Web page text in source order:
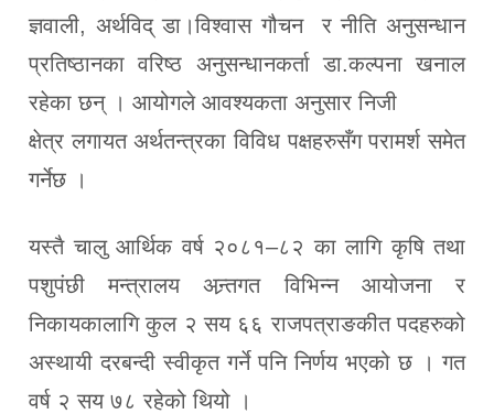
ज्ञवाली, अर्थविद् डा।विश्वास गौचन र नीति अनुसन्धान
प्रतिष्ठानका वरिष्ठ अनुसन्धानकर्ता डा.कल्पना खनाल
रहेका छन् । आयोगले आवश्यकता अनुसार निजी
क्षेत्र लगायत अर्थतन्त्रका विविध पक्षहरुसँग परामर्श समेत
गर्नेछ ।
यस्तै चालु आर्थिक वर्ष २०८१–८२ का लागि कृषि तथा
पशुपंछी मन्त्रालय अन्र्तगत विभिन्न आयोजना र
निकायकालागि कुल २ सय ६६ राजपत्राङकीत पदहरुको
अस्थायी दरबन्दी स्वीकृत गर्ने पनि निर्णय भएको छ । गत
वर्ष २ सय ७८ रहेको थियो ।